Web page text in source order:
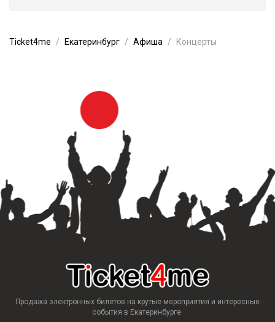
Ticket4me Екатеринбург Афиша Концерты
Продажа электронных билетов на крутые мероприятия и интересные
события в Екатеринбурге.